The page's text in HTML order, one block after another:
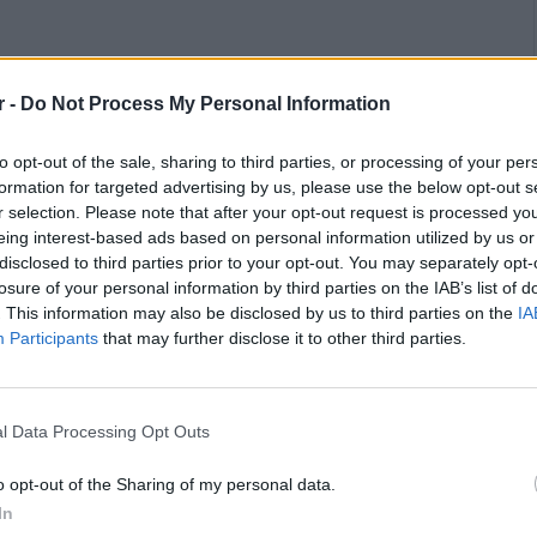
- Do Not Process My Personal Information
opt-out of the sale, sharing to third parties, or processing of your
for targeted advertising by us, please use the below opt-out
selection. Please note that after your opt-out request is processed
interest-based ads based on personal information utilized by us
to third parties prior to your opt-out. You may separately
of your personal information by third parties on the IAB’s list of
This information may also be disclosed by us to third parties on the
Participants that may further disclose it to other third parties.
Data Processing Opt Outs
opt-out of the Sharing of my personal data.
– Κοριτσιών Δημοτικών Σχολείων
Πρίφτη», με την επωνυμία «ΠΡΙΦΤΕΙΑ
23 Μαΐου 2026 στοΔημοτικό
και στακορίτσια:1ο, 3ο,4ο,5ο, Κιτσίου,